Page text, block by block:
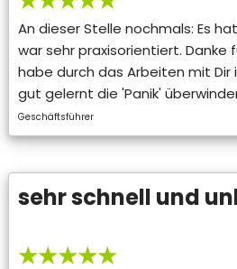
An dieser Stelle nochmals: Es
war sehr praxisorientiert. Danke
habe durch das Arbeiten mit Dir
gut gelernt die 'Panik'
Geschäftsführer
sehr schnell und
★★★★★